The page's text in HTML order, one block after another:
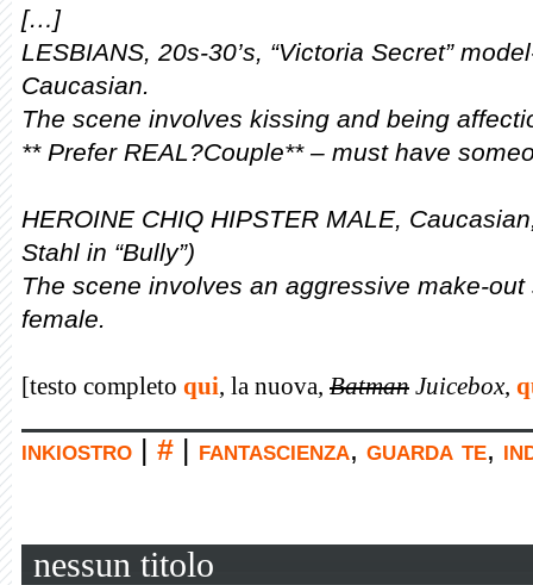
[…]
LESBIANS, 20s-30’s, “Victoria Secret”
Caucasian.
The scene involves kissing and being
** Prefer REAL?Couple** – must have
HEROINE CHIQ HIPSTER MALE,
Stahl in “Bully”)
The scene involves an aggressive make-
female.
[testo completo qui, la nuova, Batman Juicebox,
inkiostro # fantascienza, guarda te,
nessun titolo